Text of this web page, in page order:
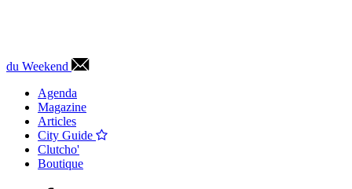
du Weekend
Agenda
Magazine
Articles
City Guide
Clutcho'
Boutique